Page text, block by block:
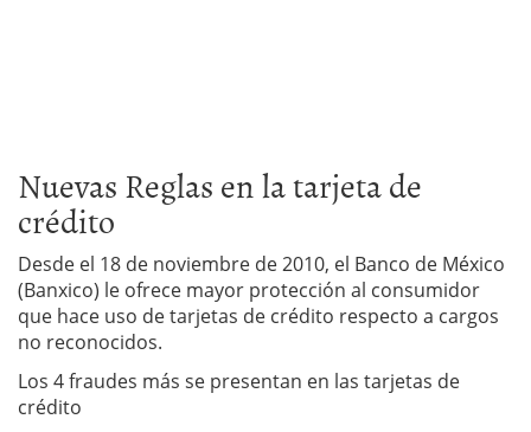
Nuevas Reglas en la tarjeta de
crédito
Desde el 18 de noviembre de 2010, el Banco de México
(Banxico) le ofrece mayor protección al consumidor
que hace uso de tarjetas de crédito respecto a cargos
no reconocidos.
Los 4 fraudes más se presentan en las tarjetas de
crédito